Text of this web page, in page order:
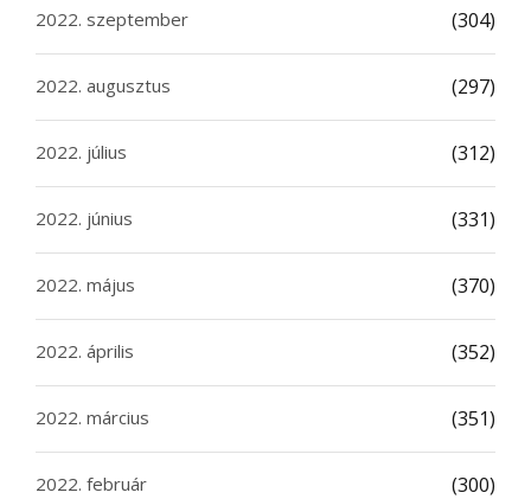
2022. szeptember (304)
2022. augusztus (297)
2022. július (312)
2022. június (331)
2022. május (370)
2022. április (352)
2022. március (351)
2022. február (300)